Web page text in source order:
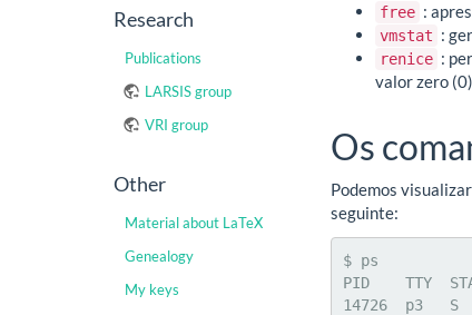
Research
Publications
LARSIS group
VRI group
Other
Material about LaTeX
Genealogy
My keys
free :
vmstat :
renice :
valor zero
Os
Podemos
seguinte:
$ ps
PID    TTY
14726  p3